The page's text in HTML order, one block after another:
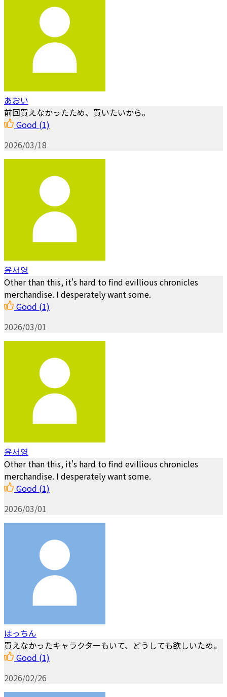
あおい
前回買えなかったため、買いたいから。
Good (1)
2026/03/18
윤서영
Other than this, it's hard to find evillious chronicles
merchandise. I desperately want some.
Good (1)
2026/03/01
윤서영
Other than this, it's hard to find evillious chronicles
merchandise. I desperately want some.
Good (1)
2026/03/01
はっちん
買えなかったキャラクターもいて、どうしても欲しいため。
Good (1)
2026/02/26